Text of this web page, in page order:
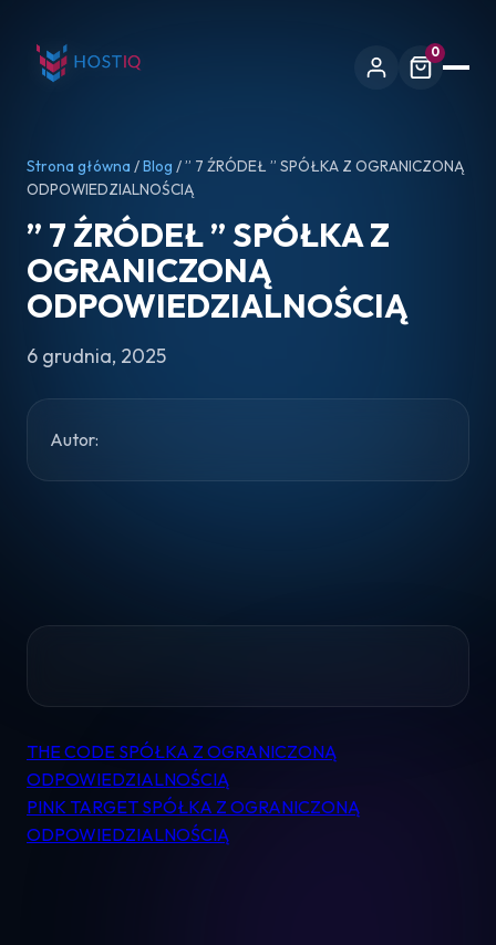
0
Pomoc
Kontakt
Strona główna /Blog / ” 7 ŹRÓDEŁ ” SPÓŁKA Z OGRANICZONĄ
ODPOWIEDZIALNOŚCIĄ
” 7 ŹRÓDEŁ ” SPÓŁKA Z
OGRANICZONĄ
ODPOWIEDZIALNOŚCIĄ
6 grudnia, 2025
Autor:
Nawigacja
wpisu
THE CODE SPÓŁKA Z OGRANICZONĄ
ODPOWIEDZIALNOŚCIĄ
PINK TARGET SPÓŁKA Z OGRANICZONĄ
ODPOWIEDZIALNOŚCIĄ